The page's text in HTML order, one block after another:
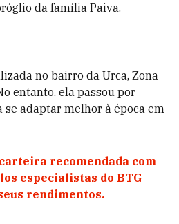
da família Paiva.
no bairro da Urca, Zona
entanto, ela passou por
adaptar melhor à época em
recomendada com
especialistas do BTG
rendimentos.